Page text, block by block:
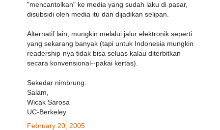
"mencantolkan" ke media yang sudah laku di pasar,
disubsidi oleh media itu dan dijadikan selipan.
Alternatif lain, mungkin melalui jalur elektronik seperti
yang sekarang banyak (tapi untuk Indonesia mungkin
readership-nya tidak bisa seluas kalau diterbitkan
secara konvensional--pakai kertas).
Sekedar nimbrung.
Salam,
Wicak Sarosa
UC-Berkeley
February 20, 2005